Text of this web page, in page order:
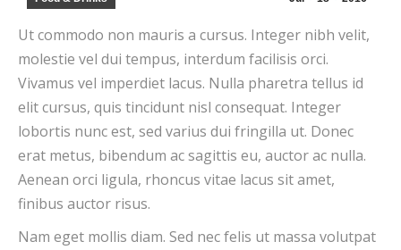
Ut commodo non mauris a cursus. Integer nibh velit,
molestie vel dui tempus, interdum facilisis orci.
Vivamus vel imperdiet lacus. Nulla pharetra tellus id
elit cursus, quis tincidunt nisl consequat. Integer
lobortis nunc est, sed varius dui fringilla ut. Donec
erat metus, bibendum ac sagittis eu, auctor ac nulla.
Aenean orci ligula, rhoncus vitae lacus sit amet,
finibus auctor risus.
Nam eget mollis diam. Sed nec felis ut massa volutpat